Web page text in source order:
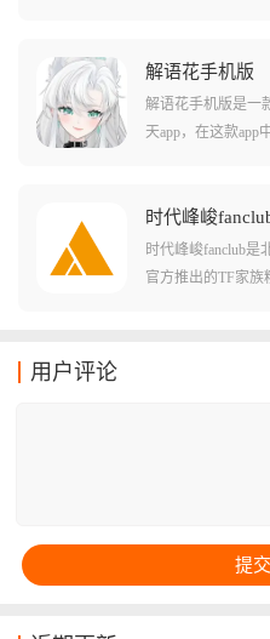
方的底牌，瞬间把
直接拉满。
解语花手机版
解语花手机版是一
天app，在这款app
色的每个细节，甚
以变化的!在软件中
展开全新的虚拟社
时代峰峻
时代峰峻fanclub是
官方推出的TF家
用户评论